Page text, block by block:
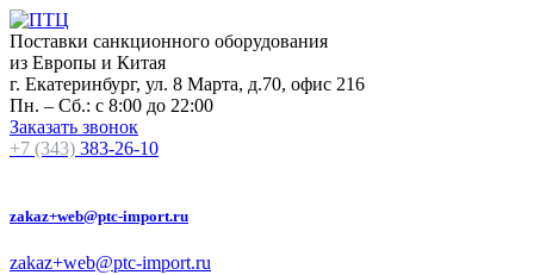
Поставки санкционного оборудования
из Европы и Китая
г. Екатеринбург, ул. 8 Марта, д.70, офис 216
Пн. – Сб.: с 8:00 до 22:00
Заказать звонок
+7 (343) 383-26-10
zakaz+web@ptc-import.ru
zakaz+web@ptc-import.ru